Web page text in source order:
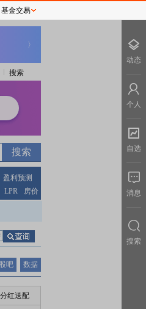
搜索
盈利预测
LPR 房价
股吧 数据
分红送配
基金交易
动态
个人
自选
消息
搜索